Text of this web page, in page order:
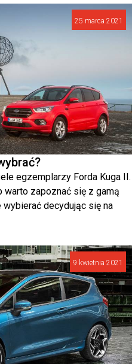
25 marca 2021
egzemplarzy Forda Kuga II.
warto zapoznać się z gamą
decydując się na
9 kwietnia 2021